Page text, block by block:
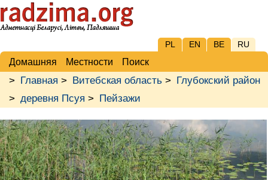
PL EN BE RU
Домашняя Местности Поиск
> Главная > Витебская область > Глубокский район
> деревня Псуя > Пейзажи